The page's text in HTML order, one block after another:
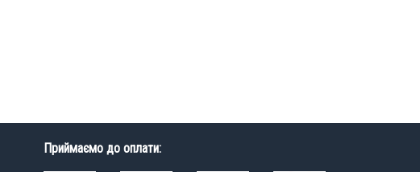
Приймаємо до оплати: